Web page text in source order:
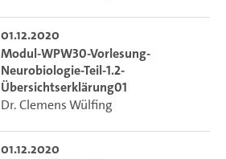
01.12.2020
Modul-WPW30-Vorlesung-
Neurobiologie-Teil-1.2-
Übersichtserklärung01
Dr. Clemens Wülfing
01.12.2020